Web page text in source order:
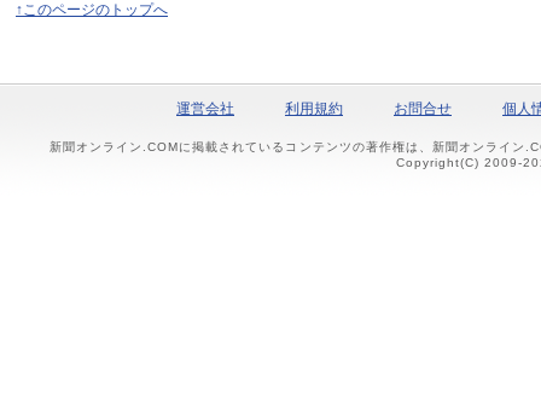
↑このページのトップへ
運営会社 利用規約 お問合せ 個人
新聞オンライン.COMに掲載されているコンテンツの著作権は、新聞オンライン
Copyright(C) 2009-